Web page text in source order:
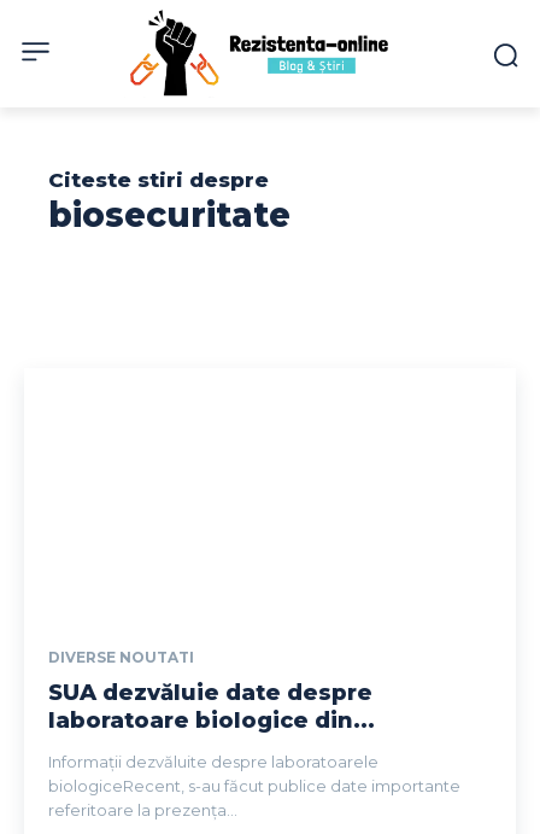
Citeste stiri despre
biosecuritate
DIVERSE NOUTATI
SUA dezvăluie date despre
laboratoare biologice din...
Informații dezvăluite despre laboratoarele
biologiceRecent, s-au făcut publice date importante
referitoare la prezența...